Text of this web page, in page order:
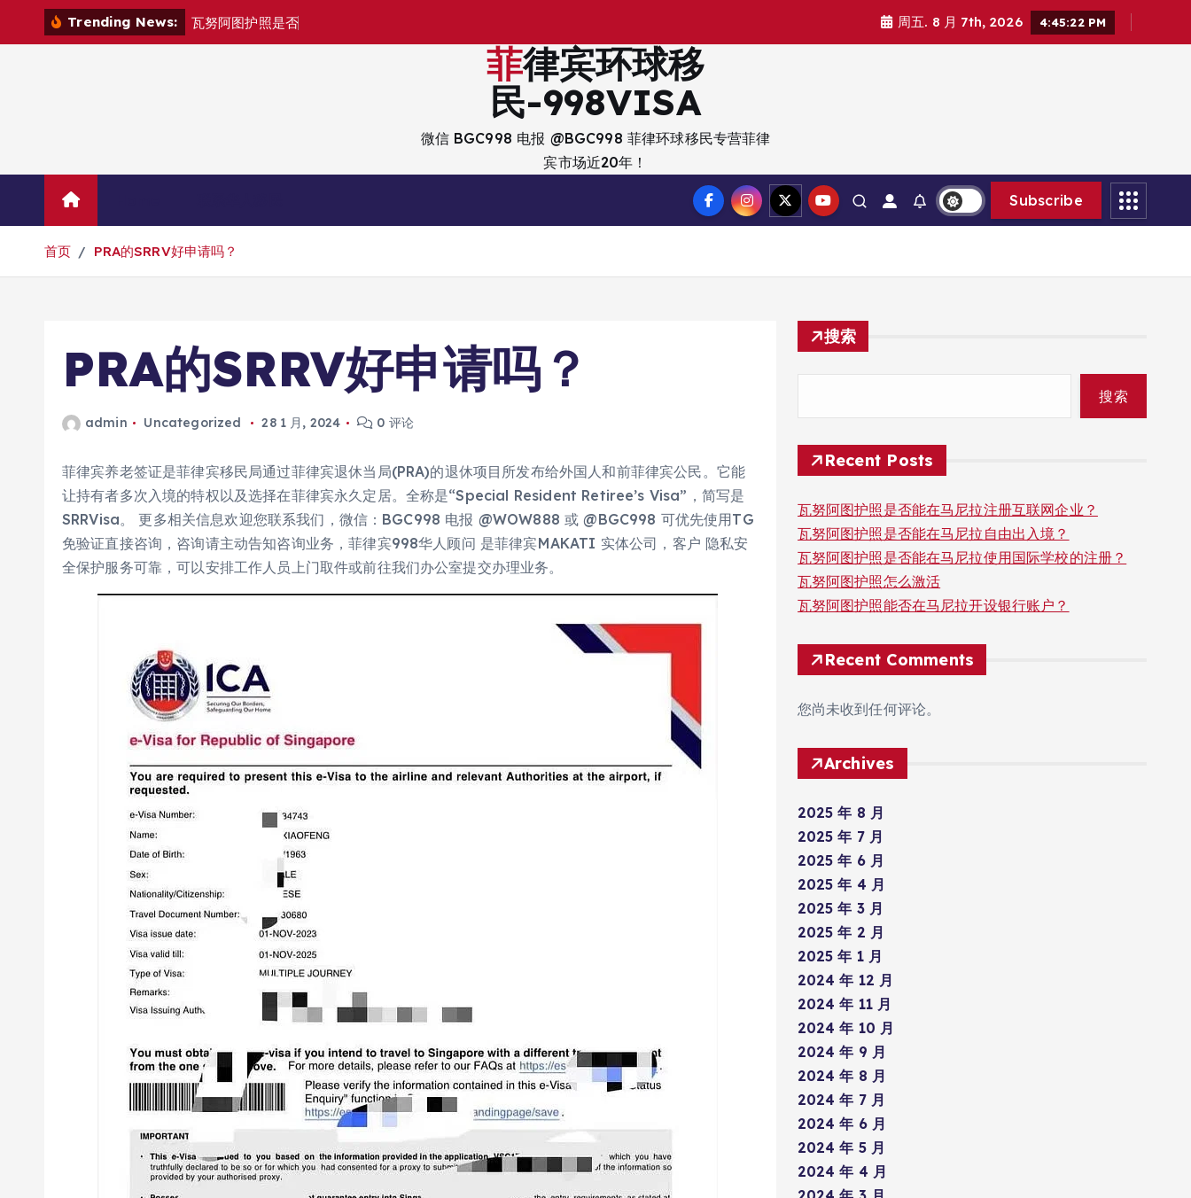
Trending News: 瓦努阿图护照是否 周五. 8 月 7th, 2026 4:45:24 PM
菲律宾环球移
民-998VISA
微信 BGC998 电报 @BGC998 菲律环球移民专营菲律
宾市场近20年！
Subscribe
首页 PRA的SRRV好申请吗？
PRA的SRRV好申请吗？
admin Uncategorized 28 1 月, 2024 0 评论
菲律宾养老签证是菲律宾移民局通过菲律宾退休当局(PRA)的退休项目所发布给外国人和前菲律宾公民。它能
让持有者多次入境的特权以及选择在菲律宾永久定居。全称是“Special Resident Retiree’s Visa”，简写是
SRRVisa。 更多相关信息欢迎您联系我们，微信：BGC998 电报 @WOW888 或 @BGC998 可优先使用TG
免验证直接咨询，咨询请主动告知咨询业务，菲律宾998华人顾问 是菲律宾MAKATI 实体公司，客户 隐私安
全保护服务可靠，可以安排工作人员上门取件或前往我们办公室提交办理业务。
搜索
搜索
Recent Posts
瓦努阿图护照是否能在马尼拉注册互联网企业？
瓦努阿图护照是否能在马尼拉自由出入境？
瓦努阿图护照是否能在马尼拉使用国际学校的注册？
瓦努阿图护照怎么激活
瓦努阿图护照能否在马尼拉开设银行账户？
Recent Comments
您尚未收到任何评论。
Archives
2025 年 8 月
2025 年 7 月
2025 年 6 月
2025 年 4 月
2025 年 3 月
2025 年 2 月
2025 年 1 月
2024 年 12 月
2024 年 11 月
2024 年 10 月
2024 年 9 月
2024 年 8 月
2024 年 7 月
2024 年 6 月
2024 年 5 月
2024 年 4 月